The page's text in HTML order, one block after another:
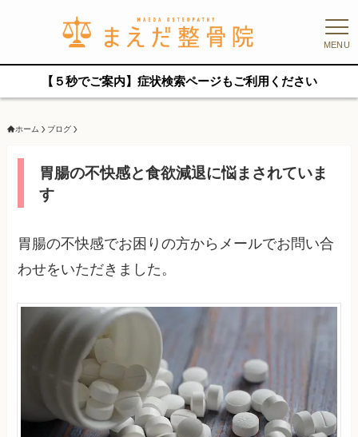
MENU
【５秒でご案内】症状検索ページもご利用ください
ホーム ブログ
胃腸の不快感と食欲減退に悩まされていま
す
胃腸の不快感でお困りの方からメールでお問い合
わせをいただきました。